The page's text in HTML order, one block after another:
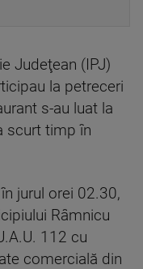
Judeţean (IPJ)
la petreceri
s-au luat la
scurt timp în
jurul orei 02.30,
Râmnicu
112 cu
comercială din